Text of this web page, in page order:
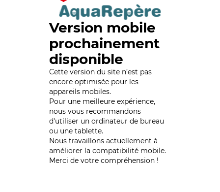
Version mobile
prochainement
disponible
Cette version du site n’est pas
encore optimisée pour les
appareils mobiles.
Pour une meilleure expérience,
nous vous recommandons
d'utiliser un ordinateur de bureau
ou une tablette.
Nous travaillons actuellement à
améliorer la compatibilité mobile.
Merci de votre compréhension !